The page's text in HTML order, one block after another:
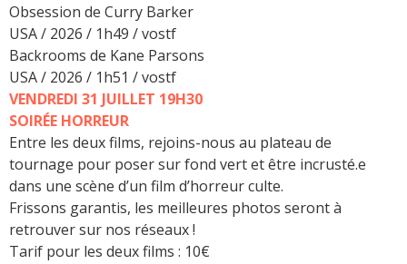
Obsession de Curry Barker
USA / 2026 / 1h49 / vostf
Backrooms de Kane Parsons
USA / 2026 / 1h51 / vostf
VENDREDI 31 JUILLET 19H30
SOIRÉE HORREUR
Entre les deux films, rejoins-nous au plateau de
tournage pour poser sur fond vert et être incrusté.e
dans une scène d’un film d’horreur culte.
Frissons garantis, les meilleures photos seront à
retrouver sur nos réseaux !
Tarif pour les deux films : 10€